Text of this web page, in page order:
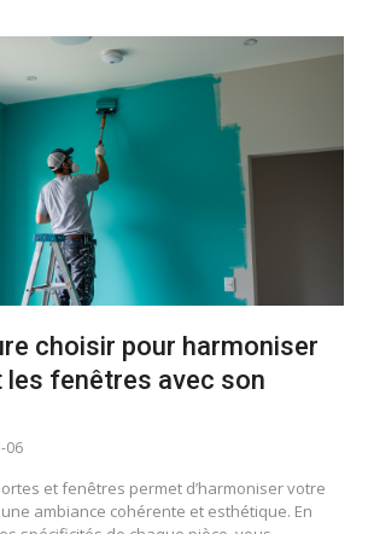
choisir pour harmoniser
les fenêtres avec son
06
et fenêtres permet d’harmoniser votre
ambiance cohérente et esthétique. En